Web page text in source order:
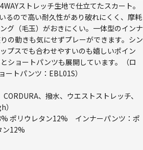
ストレッチ生地で仕立てたスカート。
るので高い耐久性があり破れにくく、摩耗
グ（毛玉）がおきにくい。一体型のインナ
の動きも気にせずプレーができます。シン
プスでも合わせやすいのも嬉しいポイン
ショートパンツも展開しています。（ロ
トパンツ：EBL01S）
、撥水、ウエストストレッチ、
ポリウレタン12% インナーパンツ：ポ
ン12%